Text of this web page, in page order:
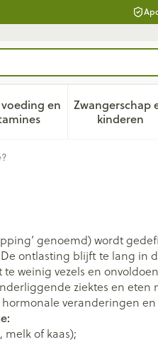
Schoonheid, verzorging
en
Toon submenu voor
Zwangerschap
kinderen
Toon
genoemd) wordt
ontlasting blijft te lang in
weinig vezels en
ziektes en
veranderingen
melk of kaas);